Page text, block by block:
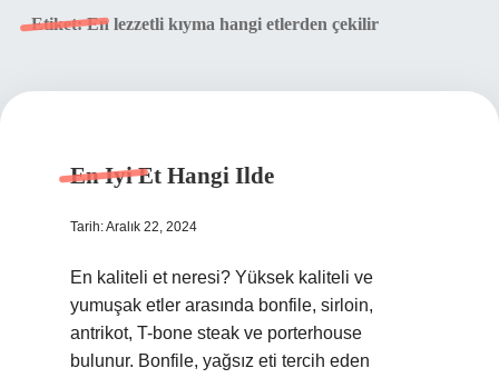
Etiket:En lezzetli kıyma hangi etlerden çekilir
En Iyi Et Hangi Ilde
Tarih: Aralık 22, 2024
En kaliteli et neresi? Yüksek kaliteli ve
yumuşak etler arasında bonfile, sirloin,
antrikot, T-bone steak ve porterhouse
bulunur. Bonfile, yağsız eti tercih eden